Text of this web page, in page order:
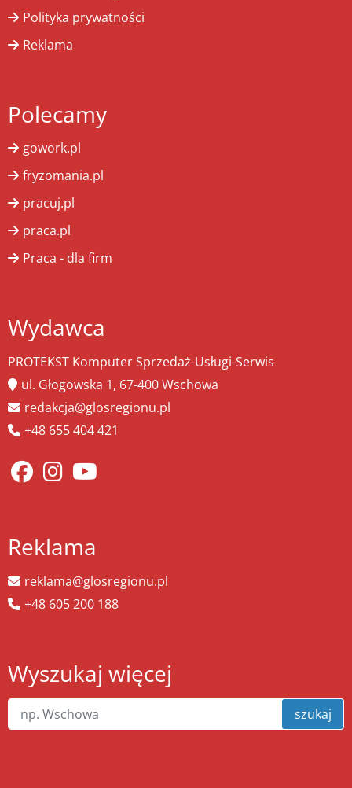
Polityka prywatności
Reklama
Polecamy
gowork.pl
fryzomania.pl
pracuj.pl
praca.pl
Praca - dla firm
Wydawca
PROTEKST Komputer Sprzedaż-Usługi-Serwis
ul. Głogowska 1, 67-400 Wschowa
redakcja@glosregionu.pl
+48 655 404 421
Reklama
reklama@glosregionu.pl
+48 605 200 188
Wyszukaj więcej
szukaj